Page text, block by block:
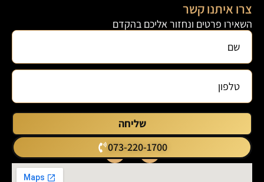
צרו איתנו קשר
השאירו פרטים ונחזור אליכם בהקדם
שליחה
073-220-1700